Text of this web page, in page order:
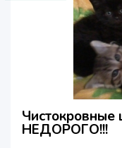
Чистокровные
НЕДОРОГО!!!